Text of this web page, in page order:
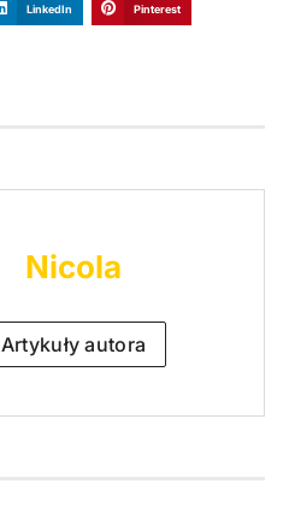
LinkedIn Pinterest
Nicola
Artykuły autora